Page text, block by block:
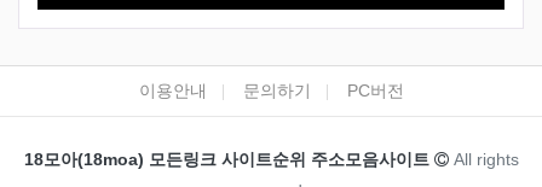
하단 네비이용안내 문의하기 PC버전
카피라이트
18모아(18moa) 모든링크 사이트순위 주소모음사이트
All rights